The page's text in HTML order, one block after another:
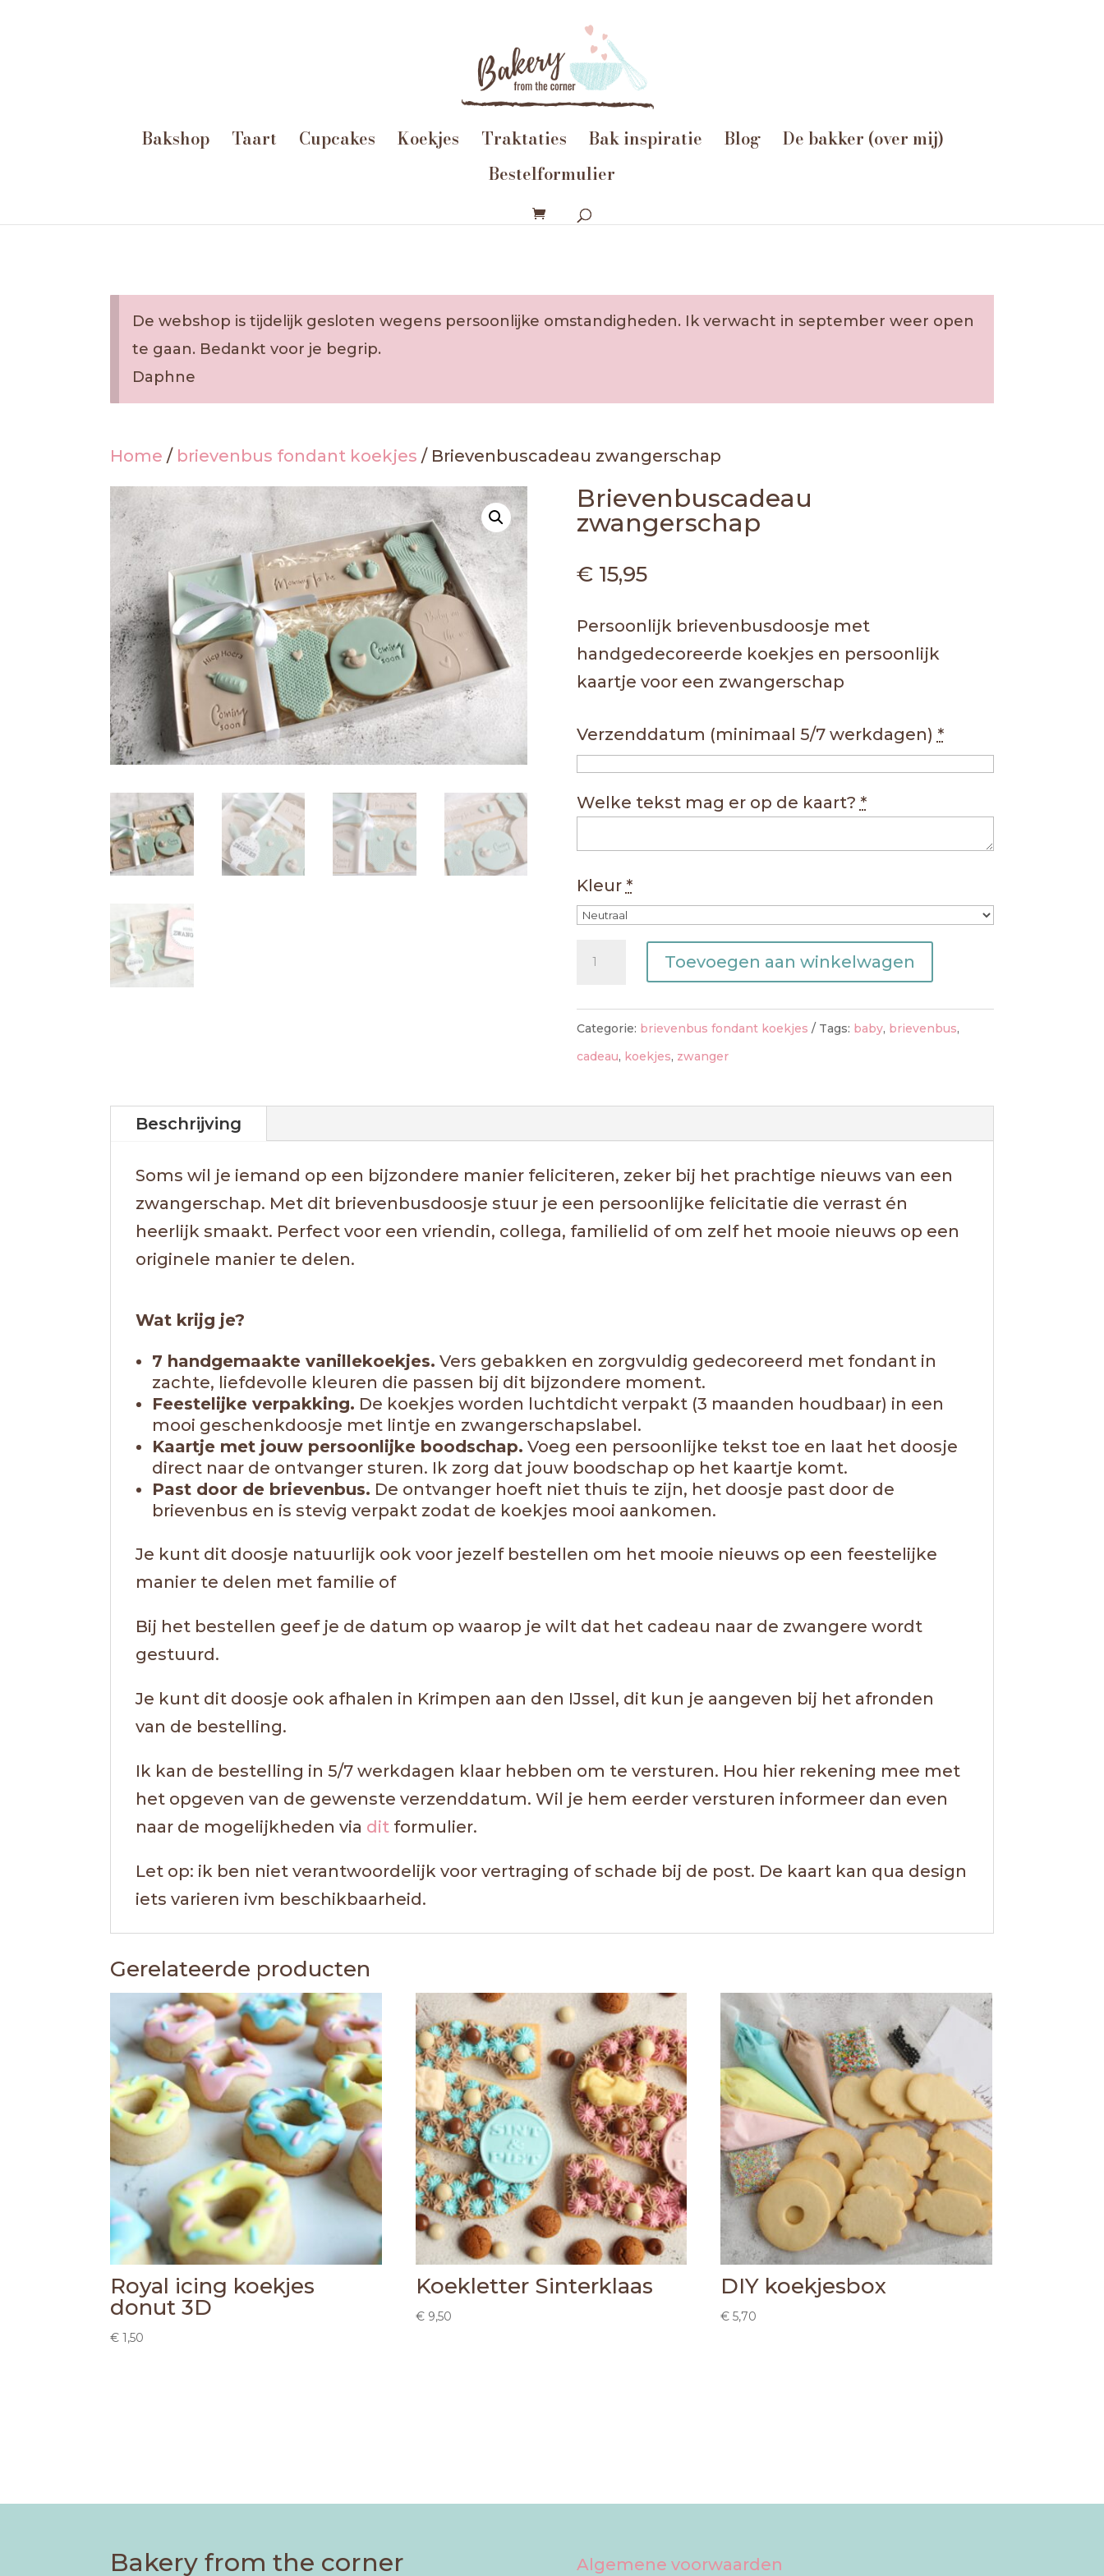
Bakshop Taart Cupcakes Koekjes Traktaties Bak inspiratie Blog
De bakker (over mij)
Bestelformulier
De webshop is tijdelijk gesloten wegens persoonlijke omstandigheden. Ik verwacht in september weer open
te gaan. Bedankt voor je begrip.
Daphne
Home / brievenbus fondant koekjes / Brievenbuscadeau zwangerschap
Brievenbuscadeau
zwangerschap
€15,95
Persoonlijk brievenbusdoosje met
handgedecoreerde koekjes en persoonlijk
kaartje voor een zwangerschap
Verzenddatum (minimaal 5/7 werkdagen) *
Welke tekst mag er op de kaart? *
Kleur *
Brievenbuscadeau
zwangerschap
aantal
Toevoegen aan winkelwagen
Categorie: brievenbus fondant koekjes Tags: baby, brievenbus,
cadeau, koekjes, zwanger
Beschrijving
Soms wil je iemand op een bijzondere manier feliciteren, zeker bij het prachtige nieuws van een
zwangerschap. Met dit brievenbusdoosje stuur je een persoonlijke felicitatie die verrast én
heerlijk smaakt. Perfect voor een vriendin, collega, familielid of om zelf het mooie nieuws op een
originele manier te delen.
Wat krijg je?
7 handgemaakte vanillekoekjes. Vers gebakken en zorgvuldig gedecoreerd met fondant in
zachte, liefdevolle kleuren die passen bij dit bijzondere moment.
Feestelijke verpakking. De koekjes worden luchtdicht verpakt (3 maanden houdbaar) in een
mooi geschenkdoosje met lintje en zwangerschapslabel.
Kaartje met jouw persoonlijke boodschap. Voeg een persoonlijke tekst toe en laat het doosje
direct naar de ontvanger sturen. Ik zorg dat jouw boodschap op het kaartje komt.
Past door de brievenbus. De ontvanger hoeft niet thuis te zijn, het doosje past door de
brievenbus en is stevig verpakt zodat de koekjes mooi aankomen.
Je kunt dit doosje natuurlijk ook voor jezelf bestellen om het mooie nieuws op een feestelijke
manier te delen met familie of
Bij het bestellen geef je de datum op waarop je wilt dat het cadeau naar de zwangere wordt
gestuurd.
Je kunt dit doosje ook afhalen in Krimpen aan den IJssel, dit kun je aangeven bij het afronden
van de bestelling.
Ik kan de bestelling in 5/7 werkdagen klaar hebben om te versturen. Hou hier rekening mee met
het opgeven van de gewenste verzenddatum. Wil je hem eerder versturen informeer dan even
naar de mogelijkheden via dit formulier.
Let op: ik ben niet verantwoordelijk voor vertraging of schade bij de post. De kaart kan qua design
iets varieren ivm beschikbaarheid.
Gerelateerde producten
Royal icing koekjes
donut 3D
€ 1,50
Koekletter Sinterklaas
€9,50
DIY koekjesbox
€ 5,70
Bakery from the corner Algemene voorwaarden